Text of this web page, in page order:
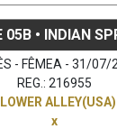
05B • INDIAN
- FÊMEA - 31/
REG.: 216955
ALLEY(USA)
x